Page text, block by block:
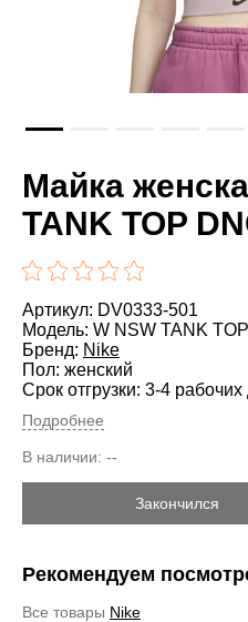
Майка
TANK TOP
Артикул: DV0333-501
Модель: W NSW TANK
Бренд: Nike
Пол: женский
Срок отгрузки: 3-4 рабочих
Подробнее
В наличии: --
Закончился
Рекомендуем
Все товары Nike